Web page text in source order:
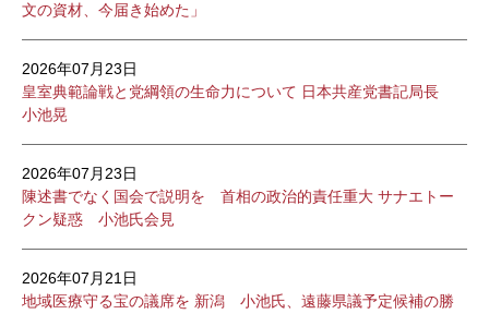
文の資材、今届き始めた」
2026年07月23日
皇室典範論戦と党綱領の生命力について 日本共産党書記局長
小池晃
2026年07月23日
陳述書でなく国会で説明を 首相の政治的責任重大 サナエトー
クン疑惑 小池氏会見
2026年07月21日
地域医療守る宝の議席を 新潟 小池氏、遠藤県議予定候補の勝